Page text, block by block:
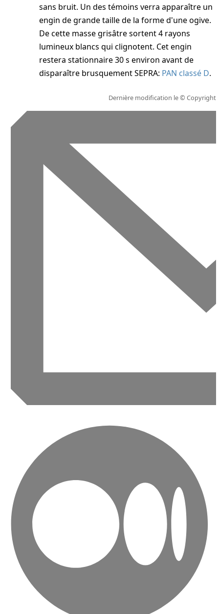
sans bruit. Un des témoins verra apparaître un
engin de grande taille de la forme d'une ogive.
De cette masse grisâtre sortent 4 rayons
lumineux blancs qui clignotent. Cet engin
restera stationnaire 30 s environ avant de
disparaître brusquementSEPRA: PAN classé D.
Dernière modification le© Copyright